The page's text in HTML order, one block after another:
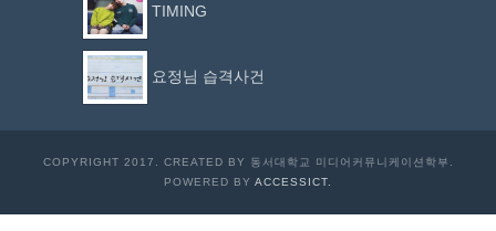
TIMING
요정님 습격사건
COPYRIGHT 2017. CREATED BY 동서대학교 미디어커뮤니케이션학부.
POWERED BY ACCESSICT.